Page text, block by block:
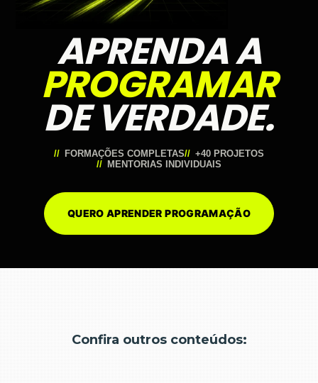
APRENDA A
PROGRAMAR
DE VERDADE.
FORMAÇÕES COMPLETAS
+40 PROJETOS
MENTORIAS INDIVIDUAIS
QUERO APRENDER PROGRAMAÇÃO
Confira outros conteúdos: